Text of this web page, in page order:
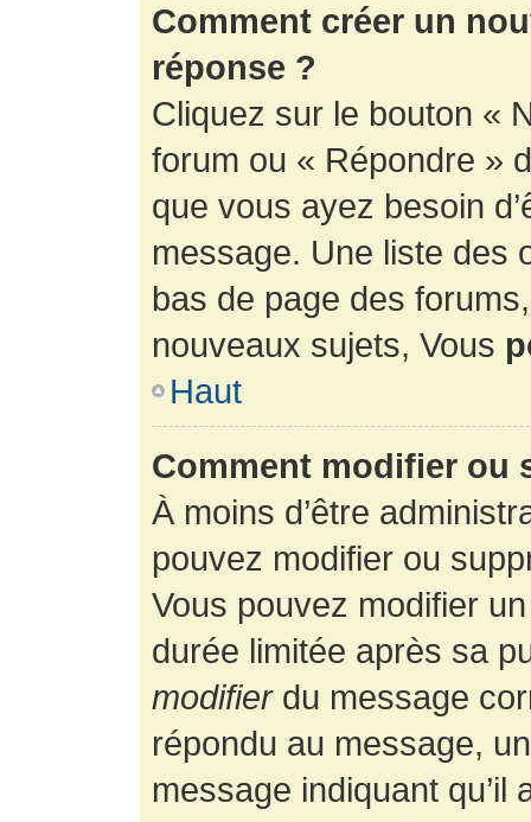
Comment créer un
réponse ?
Cliquez sur le bouton «
forum ou « Répondre »
que vous ayez besoin
message. Une liste des
bas de page des
nouveaux sujets, Vous
Haut
Comment modifier ou
À moins d’être
pouvez modifier ou
Vous pouvez modifier
durée limitée après sa
modifierdu message
répondu au message,
message indiquant